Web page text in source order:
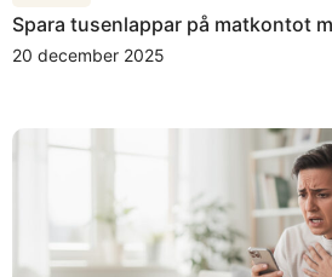
Spara tusenlappar på matkontot
20 december 2025